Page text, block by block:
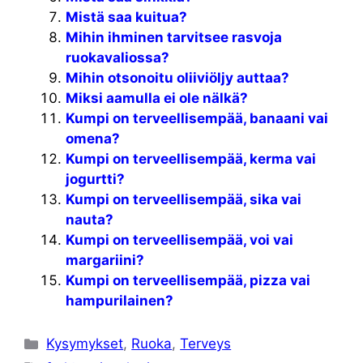
Mistä saa kuitua?
Mihin ihminen tarvitsee rasvoja
ruokavaliossa?
Mihin otsonoitu oliiviöljy auttaa?
Miksi aamulla ei ole nälkä?
Kumpi on terveellisempää, banaani vai
omena?
Kumpi on terveellisempää, kerma vai
jogurtti?
Kumpi on terveellisempää, sika vai
nauta?
Kumpi on terveellisempää, voi vai
margariini?
Kumpi on terveellisempää, pizza vai
hampurilainen?
Kategoriat
Kysymykset, Ruoka,Terveys